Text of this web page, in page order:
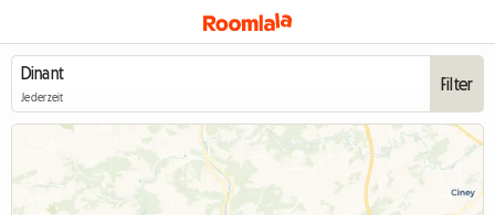
Jederzeit
Filter